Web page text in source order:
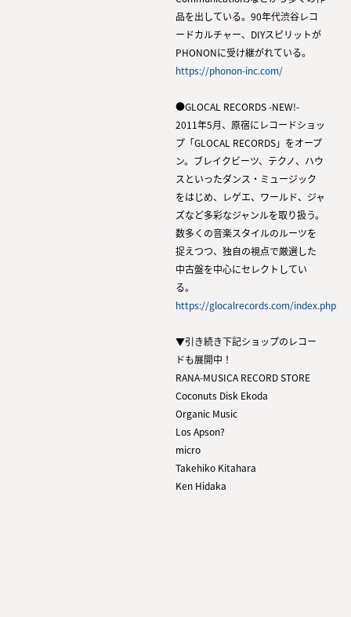
品を出している。90年代渋谷レコ
ードカルチャー、DIYスピリットが
PHONONに受け継がれている。
https://phonon-inc.com/
●GLOCAL RECORDS -NEW!-
2011年5月、原宿にレコードショッ
プ「GLOCAL RECORDS」をオープ
ン。ブレイクビーツ、テクノ、ハウ
スといったダンス・ミュージック
をはじめ、レゲエ、ワールド、ジャ
ズなど多彩なジャンルを取り扱う。
数多くの音楽スタイルのルーツを
捉えつつ、独自の視点で厳選した
中古盤を中心にセレクトしてい
る。
https://glocalrecords.com/index.php
▼引き続き下記ショップのレコー
ドも展開中！
RANA-MUSICA RECORD STORE
Coconuts Disk Ekoda
Organic Music
Los Apson?
micro
Takehiko Kitahara
Ken Hidaka